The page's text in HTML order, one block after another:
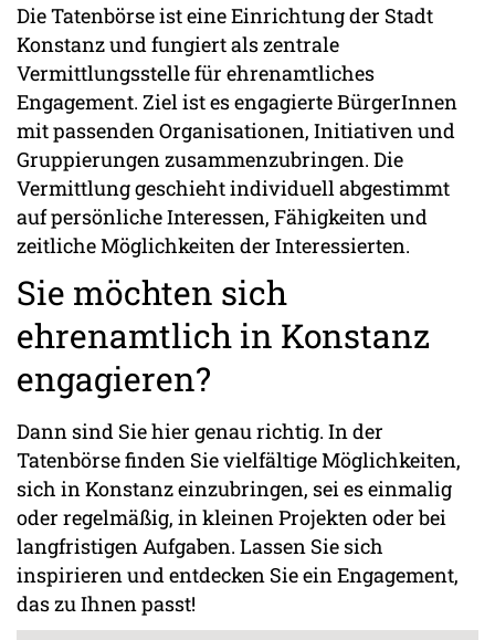
Die Tatenbörse ist eine Einrichtung der Stadt
Konstanz und fungiert als zentrale
Vermittlungsstelle für ehrenamtliches
Engagement. Ziel ist es engagierte BürgerInnen
mit passenden Organisationen, Initiativen und
Gruppierungen zusammenzubringen. Die
Vermittlung geschieht individuell abgestimmt
auf persönliche Interessen, Fähigkeiten und
zeitliche Möglichkeiten der Interessierten.
Sie möchten sich
ehrenamtlich in Konstanz
engagieren?
Dann sind Sie hier genau richtig. In der
Tatenbörse finden Sie vielfältige Möglichkeiten,
sich in Konstanz einzubringen, sei es einmalig
oder regelmäßig, in kleinen Projekten oder bei
langfristigen Aufgaben. Lassen Sie sich
inspirieren und entdecken Sie ein Engagement,
das zu Ihnen passt!